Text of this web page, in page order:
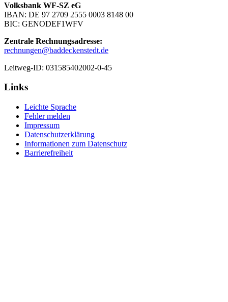
Volksbank WF-SZ eG
IBAN: DE 97 2709 2555 0003 8148 00
BIC: GENODEF1WFV
Zentrale Rechnungsadresse:
rechnungen@baddeckenstedt.de
Leitweg-ID: 031585402002-0-45
Links
Leichte Sprache
Fehler melden
Impressum
Datenschutzerklärung
Informationen zum Datenschutz
Barrierefreiheit